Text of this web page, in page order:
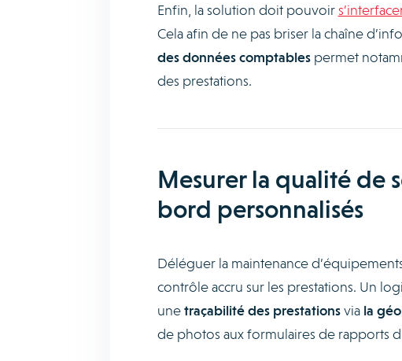
Enfin, la solution doit pouvoir
Cela afin de ne pas briser la chaîne
des données comptablespermet
des prestations.
Mesurer la qualité de
bord personnalisés
Déléguer la maintenance
contrôle accru sur les prestations. Un
unetraçabilité des prestationsvia la
de photos aux formulaires de rapports